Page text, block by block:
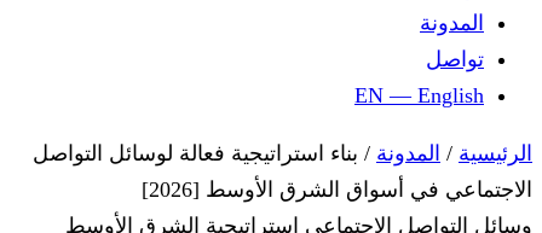
المدونة
تواصل
EN — English
الرئيسية / المدونة / بناء استراتيجية فعالة لوسائل التواصل
الاجتماعي في أسواق الشرق الأوسط [2026]
وسائل التواصل الاجتماعي استراتيجية الشرق الأوسط